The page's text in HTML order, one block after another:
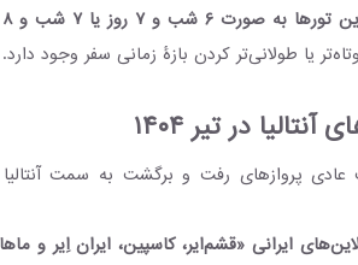
ین تورها به صورت ۶ شب و ۷ روز یا ۷ شب و ۸ روز برنامه‌ریزی می‌شوند
یا طولانی‌تر کردن بازۀ زمانی سفر وجود دارد.
آنتالیا در تیر ۱۴۰۴
عادی پروازهای رفت و برگشت به سمت
ایرانی «قشم‌ایر، کاسپین، ایران‌ اِیر و